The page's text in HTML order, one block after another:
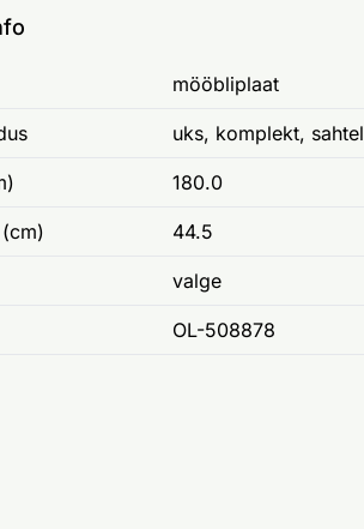
mööbliplaat
uks, komplekt, sahtel
180.0
44.5
valge
OL-508878